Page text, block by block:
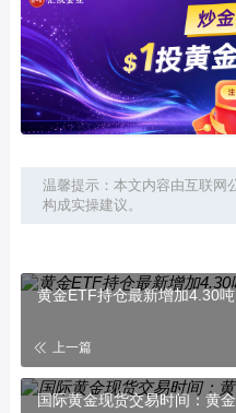
温馨提示：本文内容由互联网
构成实操建议。
黄金ETF持仓最新增加4.30
上一篇
国际黄金现货交易时间：黄